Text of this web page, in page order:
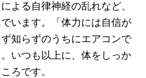
よる自律神経の乱れなど、
います。「体力には自信が
知らずのうちにエアコンで
いつも以上に、体をしっか
ろです。